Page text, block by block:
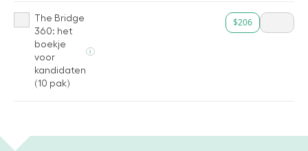
The Bridge
360: het
boekje
voor
kandidaten
(10 pak)
i
$206